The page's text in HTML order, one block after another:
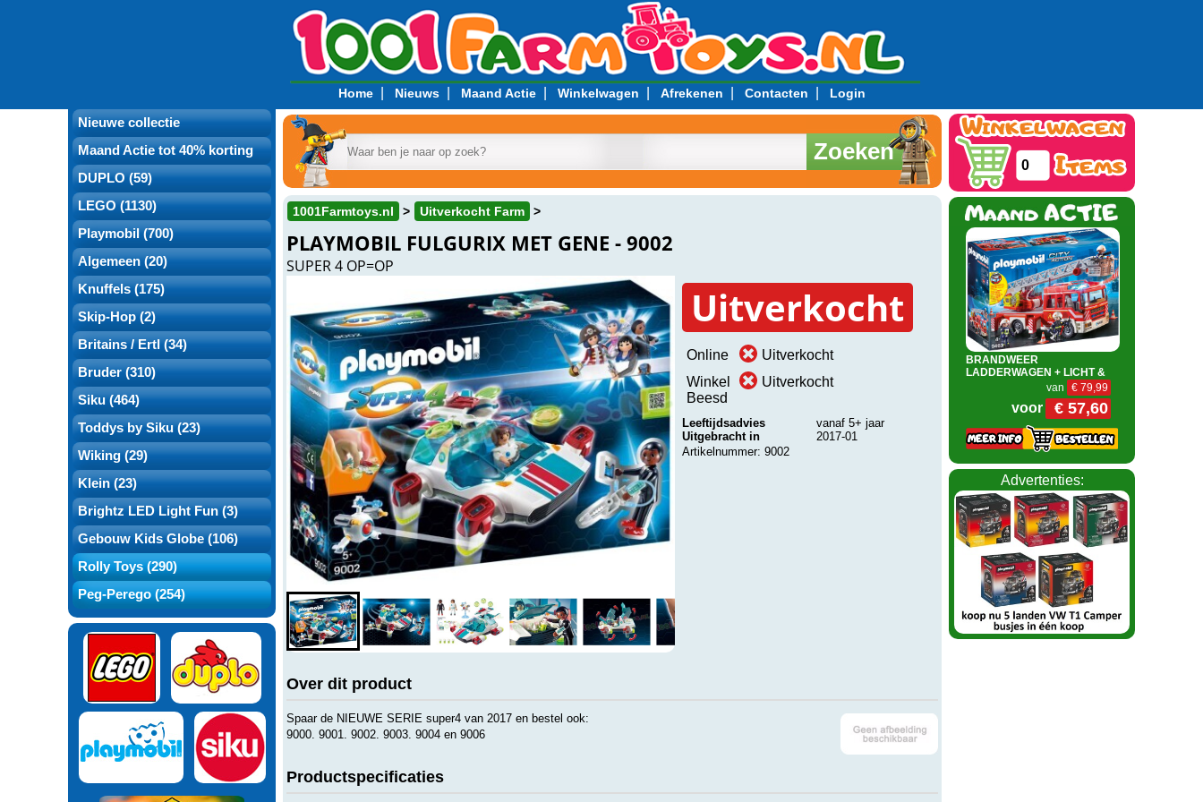
Home| Nieuws| Maand Actie| Winkelwagen Afrekenen Contacten Login
Nieuwe collectie
Maand Actie tot 40% korting
DUPLO (59)
LEGO (1130)
Playmobil (700)
Algemeen (20)
Knuffels (175)
Skip-Hop (2)
Britains / Ertl (34)
Bruder (310)
Siku (464)
Toddys by Siku (23)
Wiking (29)
Klein (23)
Brightz LED Light Fun (3)
Gebouw Kids Globe (106)
Rolly Toys (290)
Peg-Perego (254)
Zoeken
1001Farmtoys.nl Uitverkocht Farm
PLAYMOBIL FULGURIX MET GENE - 9002
SUPER 4 OP=OP
Uitverkocht
Online
Uitverkocht
Winkel
Beesd
Uitverkocht
Leeftijdsadvies
vanaf 5+ jaar
Uitgebracht in
2017-01
Artikelnummer: 9002
Over dit product
Spaar de NIEUWE SERIE super4 van 2017 en bestel ook:
9000. 9001. 9002. 9003. 9004 en 9006
Productspecificaties
0
BRANDWEER
LADDERWAGEN + LICHT &
€ 79,99
van
€ 57,60
voor
Advertenties: